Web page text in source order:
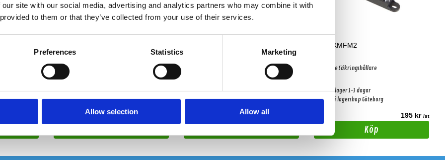
site with our social media, advertising and analytics partners who may combine it with
to them or that they’ve collected from your use of their services.
Preferences Statistics Marketing
Allow selection Allow all
MegaFuse Säkringshållare
Snabblager 1-3 dagar
Finns i lagershop Göteborg
Snabblager 1-3 dagar
Finns i lagershop Göteborg
dBVOXMFM2
MegaFuse Säkringshållare
Snabblager 1-3 dagar
Finns i lagershop Göteborg
195 kr /st
Köp